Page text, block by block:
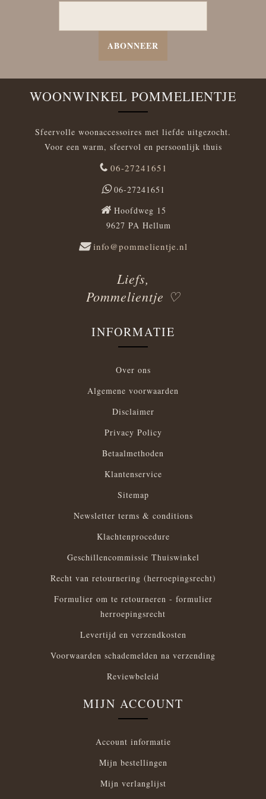
ABONNEER
WOONWINKEL POMMELIENTJE
Sfeervolle woonaccessoires met liefde uitgezocht.
Voor een warm, sfeervol en persoonlijk thuis
06-27241651
06-27241651
Hoofdweg 15
9627 PA Hellum
info@pommelientje.nl
Liefs,
Pommelientje ♡
INFORMATIE
Over ons
Algemene voorwaarden
Disclaimer
Privacy Policy
Betaalmethoden
Klantenservice
Sitemap
Newsletter terms & conditions
Klachtenprocedure
Geschillencommissie Thuiswinkel
Recht van retournering (herroepingsrecht)
Formulier om te retourneren - formulier
herroepingsrecht
Levertijd en verzendkosten
Voorwaarden schademelden na verzending
Reviewbeleid
MIJN ACCOUNT
Account informatie
Mijn bestellingen
Mijn verlanglijst